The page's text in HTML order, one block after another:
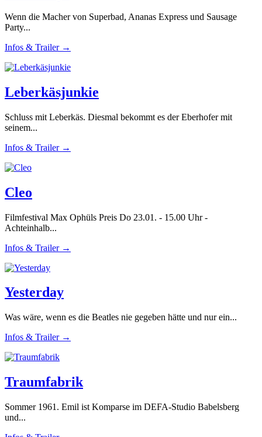
Wenn die Macher von Superbad, Ananas Express und Sausage
Party...
Infos & Trailer →
Leberkäsjunkie
Schluss mit Leberkäs. Diesmal bekommt es der Eberhofer mit
seinem...
Infos & Trailer →
Cleo
Filmfestival Max Ophüls Preis Do 23.01. - 15.00 Uhr -
Achteinhalb...
Infos & Trailer →
Yesterday
Was wäre, wenn es die Beatles nie gegeben hätte und nur ein...
Infos & Trailer →
Traumfabrik
Sommer 1961. Emil ist Komparse im DEFA-Studio Babelsberg
und...